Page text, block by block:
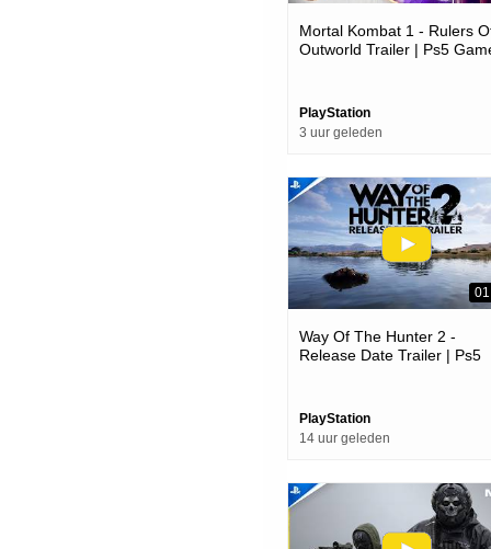
Mortal Kombat 1 - Rulers
Outworld Trailer | Ps5
PlayStation
3 uur geleden
Way Of The Hunter 2 -
Release Date Trailer | Ps5
PlayStation
14 uur geleden